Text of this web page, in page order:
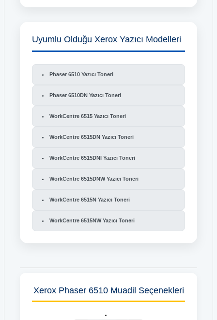
Uyumlu Olduğu Xerox Yazıcı Modelleri
Phaser 6510 Yazıcı Toneri
Phaser 6510DN Yazıcı Toneri
WorkCentre 6515 Yazıcı Toneri
WorkCentre 6515DN Yazıcı Toneri
WorkCentre 6515DNI Yazıcı Toneri
WorkCentre 6515DNW Yazıcı Toneri
WorkCentre 6515N Yazıcı Toneri
WorkCentre 6515NW Yazıcı Toneri
Xerox Phaser 6510 Muadil Seçenekleri